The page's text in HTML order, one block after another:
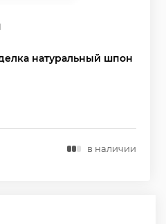
натуральный шпон
в наличии